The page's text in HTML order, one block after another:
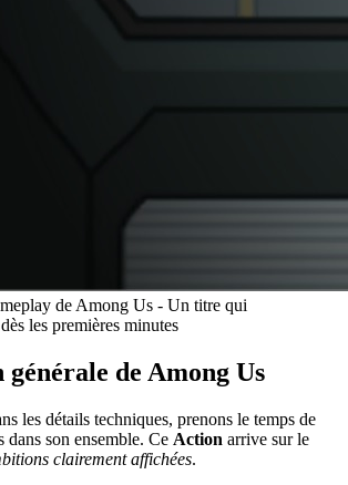
de Among Us - Un titre qui
les premières minutes
de Among Us
les détails techniques, prenons le temps de
son ensemble. Ce Action arrive sur le
clairement affichées.